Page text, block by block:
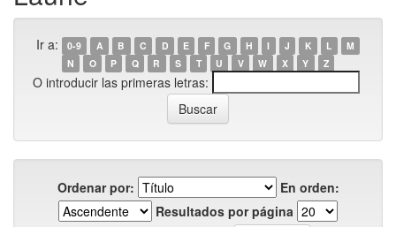
Ir a: 0-9 A B C D E F G H I J K L
M
N
O P Q R S T U V W X Y Z
O introducir las primeras letras:
Ordenar por:
En orden:
Resultados por página